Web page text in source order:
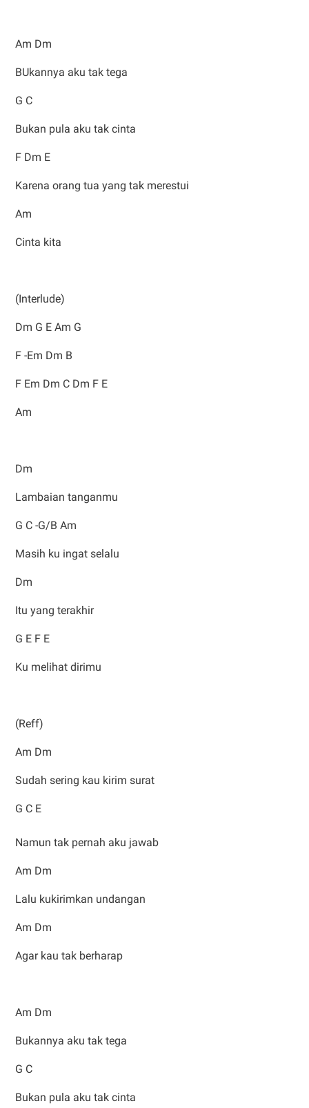
Am Dm
BUkannya aku tak tega
G C
Bukan pula aku tak cinta
F Dm E
Karena orang tua yang tak merestui
Am
Cinta kita
(Interlude)
Dm G E Am G
F -Em Dm B
F Em Dm C Dm F E
Am
Dm
Lambaian tanganmu
G C -G/B Am
Masih ku ingat selalu
Dm
Itu yang terakhir
G E F E
Ku melihat dirimu
(Reff)
Am Dm
Sudah sering kau kirim surat
G C E
Namun tak pernah aku jawab
Am Dm
Lalu kukirimkan undangan
Am Dm
Agar kau tak berharap
Am Dm
Bukannya aku tak tega
G C
Bukan pula aku tak cinta